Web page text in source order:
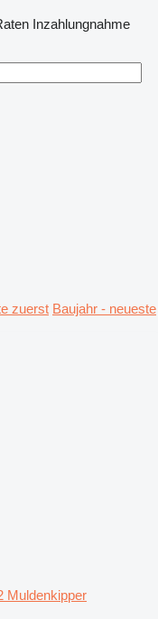
Inzahlungnahme
zuerst Baujahr - neueste
Muldenkipper